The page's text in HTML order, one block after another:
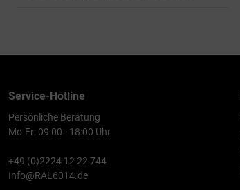
Service-Hotline
Persönliche Beratung
Mo-Fr: 09:00 - 18:00 Uhr
+49 (0)2224 12 22 744
Info@RAL6014.de